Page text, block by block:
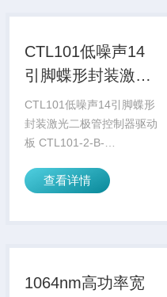
CTL101低噪声14
引脚蝶形封装激光
二极管控制器驱动
板 CTL101-2-B-
800
CTL101低噪声14引脚蝶形
封装激光二极管控制器驱动
板 CTL101-2-B-
个具有调制与温度控制器相
它被设计用于驱动窄线宽激
查看详情
1064nm高功率宽